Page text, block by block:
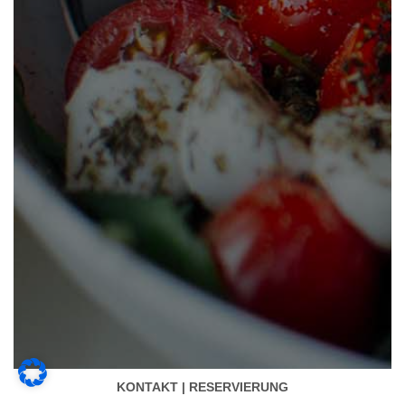
KONTAKT | RESERVIERUNG